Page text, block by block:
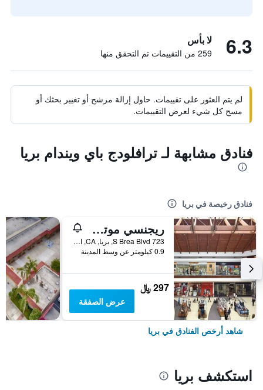
6.3 لا بأس
259 من التقييمات تم التحقق منها
لم يتم العثور على تقييمات. حاول إزالة مرشح أو تغيير بحثك أو
مسح كل شيء لعرض التقييمات.
فنادق مشابهة لـ ترافلودج باي ويندام بريا
فنادق رخيصة في بريا
ريجنسي موتل أوف بريا
723 S Brea Blvd, بريا, CA, الولايات المتحدة الأميريكية
0.9 كيلومتر عن وسط المدينة
297 ﷼
عرض الصفقة
شاهد أرخص الفنادق في بريا
استكشف بريا